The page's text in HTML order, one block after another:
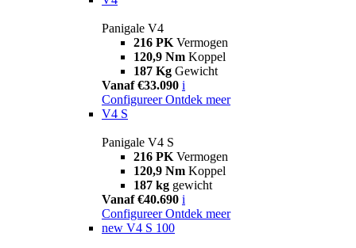
Panigale V4
216 PK Vermogen
120,9 Nm Koppel
187 Kg Gewicht
Vanaf €33.090 i
Configureer Ontdek meer
V4 S
Panigale V4 S
216 PK Vermogen
120,9 Nm Koppel
187 kg gewicht
Vanaf €40.690 i
Configureer Ontdek meer
new V4 S 100